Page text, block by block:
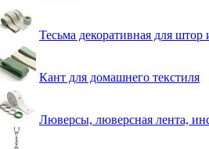
Тесьма декоративная для штор
Кант для домашнего текстиля
Люверсы, люверсная лента,